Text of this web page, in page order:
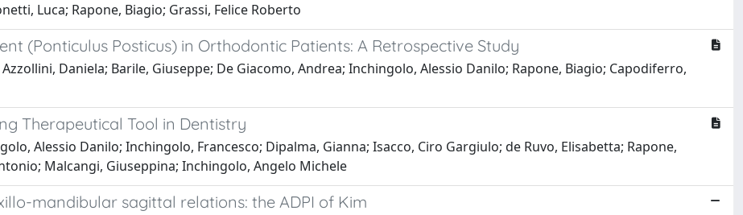
Luca; Rapone, Biagio; Grassi, Felice Roberto
(Ponticulus Posticus) in Orthodontic Patients: A Retrospective Study
Daniela; Barile, Giuseppe; De Giacomo, Andrea; Inchingolo, Alessio Danilo; Rapone, Biagio; Capodiferro,
Therapeutical Tool in Dentistry
Alessio Danilo; Inchingolo, Francesco; Dipalma, Gianna; Isacco, Ciro Gargiulo; de Ruvo, Elisabetta; Rapone,
Malcangi, Giuseppina; Inchingolo, Angelo Michele
mandibular sagittal relations: the ADPI of Kim